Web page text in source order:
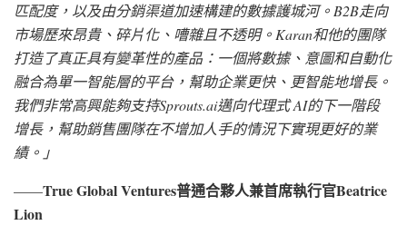
匹配度，以及由分銷渠道加速構建的數據護城河。B2B走向
市場歷來昂貴、碎片化、嘈雜且不透明。Karan和他的團隊
打造了真正具有變革性的產品：一個將數據、意圖和自動化
融合為單一智能層的平台，幫助企業更快、更智能地增長。
我們非常高興能夠支持Sprouts.ai邁向代理式 AI的下一階段
增長，幫助銷售團隊在不增加人手的情況下實現更好的業
績。 」
——True Global Ventures普通合夥人兼首席執行官Beatrice
Lion